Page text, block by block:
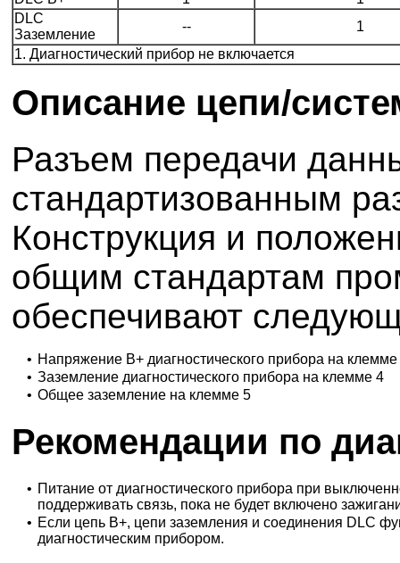
DLC
Заземление
--
1
1. Диагностический прибор не включается
Описание цепи/
Разъем передачи
стандартизованным
Конструкция и
общим стандартам
обеспечивают
• Напряжение В+ диагностического прибора на
• Заземление диагностического прибора на клемме 4
• Общее заземление на клемме 5
Рекомендации по
• Питание от диагностического прибора при
поддерживать связь, пока не будет включено
• Если цепь В+, цепи заземления и соединения DLC
диагностическим прибором.